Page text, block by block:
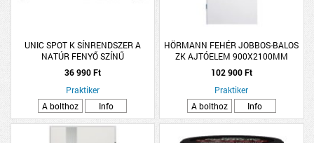
UNIC SPOT K SÍNRENDSZER A
NATÚR FENYŐ SZÍNŰ
TOLÓAJTÓHOZ
36 990 Ft
Praktiker
A bolthoz
Info
HÖRMANN FEHÉR JOBBOS-BALOS
ZK AJTÓELEM 900X2100MM
102 900 Ft
Praktiker
A bolthoz
Info